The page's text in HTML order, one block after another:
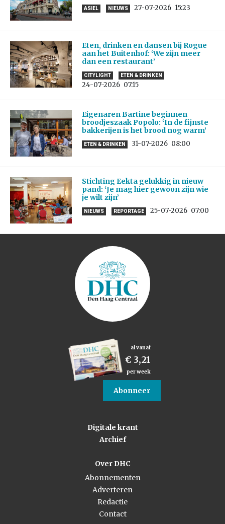
ASIEL NIEUWS 27-07-2026 15:23
Eten, drinken en dansen bij Rogue
aan het Buitenhof: ‘We zijn meer
dan een restaurant’
CITYLIGHT ETEN & DRINKEN
24-07-2026 07:15
Eigenaren Bartine beginnen
broodjeszaak Popolo: ‘In de fijnste
bakkerijen is het brood nog warm’
ETEN & DRINKEN 31-07-2026 08:00
Stichting Eekta gelukkig in nieuw
pand: ‘Je mag hier gewoon zijn wie
je wilt zijn’
NIEUWS REPORTAGE 25-07-2026 07:00
al vanaf
€ 3,21
per week
Abonneer
Digitale krant
Archief
Over DHC
Abonnementen
Adverteren
Redactie
Contact